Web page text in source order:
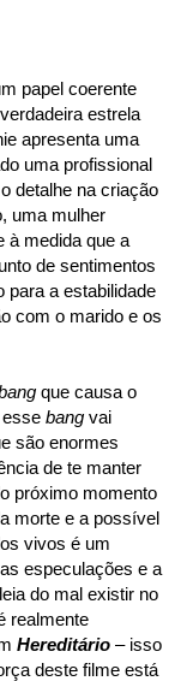
papel coerente
estrela
apresenta uma
uma profissional
detalhe na criação
uma mulher
à medida que a
de sentimentos
para a estabilidade
com o marido e os
que causa o
bang vai
são enormes
de te manter
próximo momento
morte e a possível
vivos é um
especulações e a
do mal existir no
realmente
Hereditário – isso
deste filme está